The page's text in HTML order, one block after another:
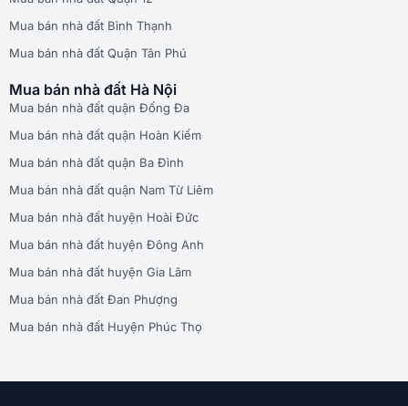
Mua bán nhà đất Bình Thạnh
Mua bán nhà đất Quận Tân Phú
Mua bán nhà đất Hà Nội
Mua bán nhà đất quận Đống Đa
Mua bán nhà đất quận Hoàn Kiếm
Mua bán nhà đất quận Ba Đình
Mua bán nhà đất quận Nam Từ Liêm
Mua bán nhà đất huyện Hoài Đức
Mua bán nhà đất huyện Đông Anh
Mua bán nhà đất huyện Gia Lâm
Mua bán nhà đất Đan Phượng
Mua bán nhà đất Huyện Phúc Thọ